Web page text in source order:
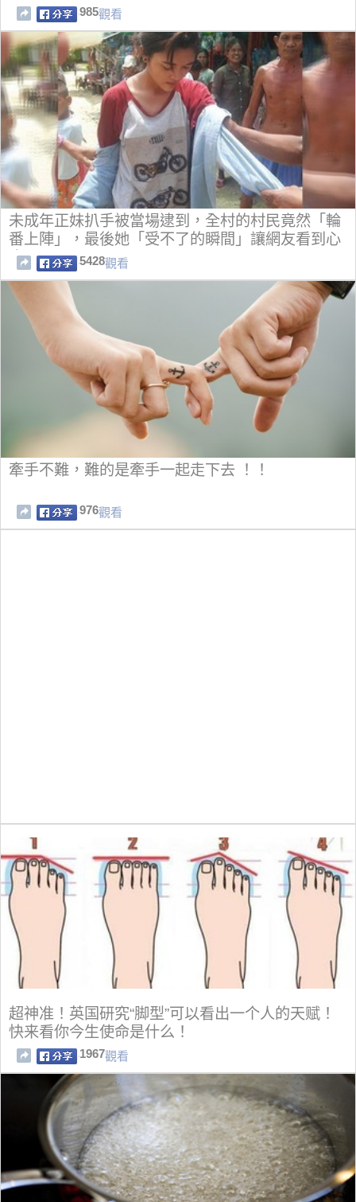
985觀看
未成年正妹扒手被當場逮到，全村的村民竟然「輪
番上陣」，最後她「受不了的瞬間」讓網友看到心
痛
5428觀看
牽手不難，難的是牽手一起走下去 ！！
976觀看
超神准！英国研究“脚型”可以看出一个人的天赋！
快来看你今生使命是什么！
1967觀看